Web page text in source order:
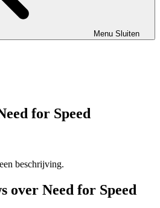
Menu Sluiten
for Speed
beschrijving.
over Need for Speed